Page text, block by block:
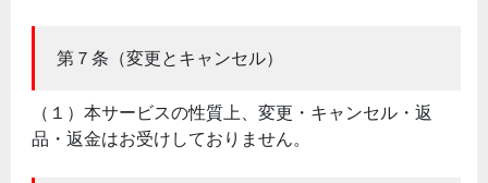
第７条（変更とキャンセル）
（１）本サービスの性質上、変更・キャンセル・返
品・返金はお受けしておりません。